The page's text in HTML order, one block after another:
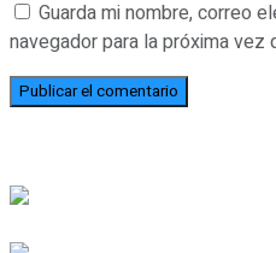
Guarda mi nombre, correo
navegador para la próxima vez